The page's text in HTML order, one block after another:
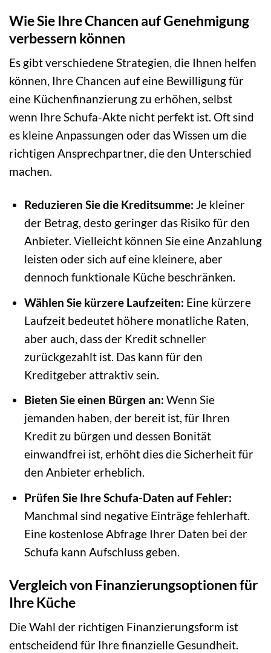
Wie Sie Ihre Chancen auf Genehmigung
verbessern können
Es gibt verschiedene Strategien, die Ihnen helfen
können, Ihre Chancen auf eine Bewilligung für
eine Küchenfinanzierung zu erhöhen, selbst
wenn Ihre Schufa-Akte nicht perfekt ist. Oft sind
es kleine Anpassungen oder das Wissen um die
richtigen Ansprechpartner, die den Unterschied
machen.
Reduzieren Sie die Kreditsumme: Je kleiner
der Betrag, desto geringer das Risiko für den
Anbieter. Vielleicht können Sie eine Anzahlung
leisten oder sich auf eine kleinere, aber
dennoch funktionale Küche beschränken.
Wählen Sie kürzere Laufzeiten: Eine kürzere
Laufzeit bedeutet höhere monatliche Raten,
aber auch, dass der Kredit schneller
zurückgezahlt ist. Das kann für den
Kreditgeber attraktiv sein.
Bieten Sie einen Bürgen an: Wenn Sie
jemanden haben, der bereit ist, für Ihren
Kredit zu bürgen und dessen Bonität
einwandfrei ist, erhöht dies die Sicherheit für
den Anbieter erheblich.
Prüfen Sie Ihre Schufa-Daten auf Fehler:
Manchmal sind negative Einträge fehlerhaft.
Eine kostenlose Abfrage Ihrer Daten bei der
Schufa kann Aufschluss geben.
Vergleich von Finanzierungsoptionen für
Ihre Küche
Die Wahl der richtigen Finanzierungsform ist
entscheidend für Ihre finanzielle Gesundheit.